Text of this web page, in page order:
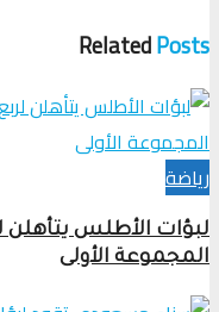
RelatedPosts
رياضة
لبؤات الأطلس يتأهلن
المجموعة الأولى